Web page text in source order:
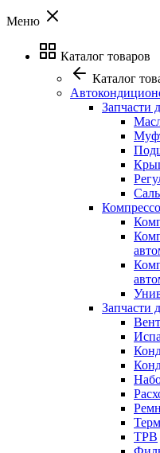
Меню
Каталог товаров
Каталог
Запчасти
Запчасти
ТРВ